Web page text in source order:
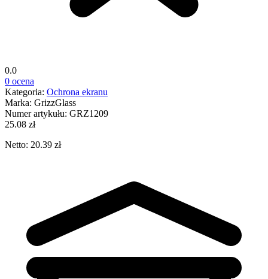
0.0
0 ocena
Kategoria: Ochrona ekranu
Marka: GrizzGlass
Numer artykułu: GRZ1209
25.08 zł
Netto: 20.39 zł